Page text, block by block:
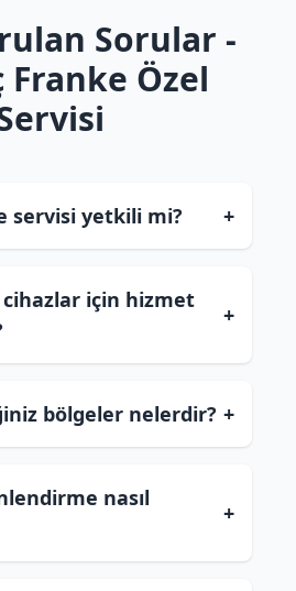
Sorular -
Franke Özel
servisi yetkili mi? +
için hizmet
+
bölgeler nelerdir? +
nasıl
+